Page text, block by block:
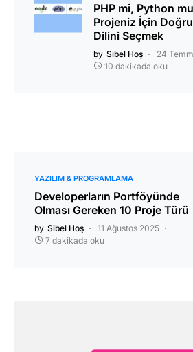
PHP mi, Python
Projeniz İçin
Dilini Seçmek
by Sibel Hoş
24
10 dakikada oku
YAZILIM & PROGRAMLAMA
Developerların Portföyünde
Olması Gereken 10 Proje Türü
by Sibel Hoş
11 Ağustos 2025
7 dakikada oku